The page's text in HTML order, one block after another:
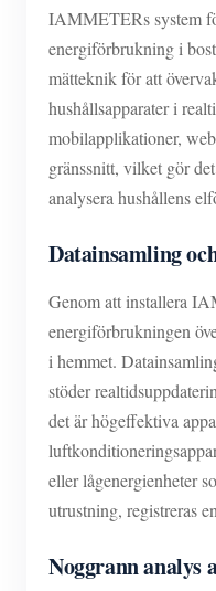
IAMMETERs system
energiförbrukning i
mätteknik för att
hushållsapparater i
mobilapplikationer,
gränssnitt, vilket gör
analysera hushållens
Datainsamling
Genom att installera
energiförbrukningen
i hemmet.
stöder
det är högeffektiva
eller lågenergienheter
utrustning, registreras
Noggrann